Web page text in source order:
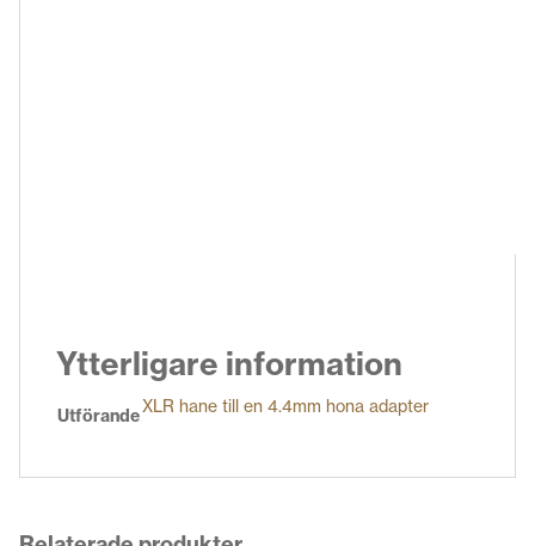
Ytterligare information
UtförandeXLR hane till en 4.4mm hona adapter